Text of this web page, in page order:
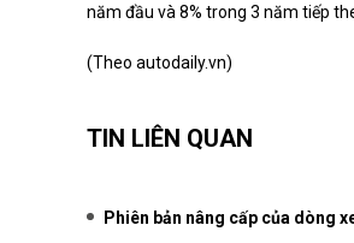
năm đầu và 8% trong 3 năm tiếp
(Theo autodaily.vn)
TIN LIÊN QUAN
Phiên bản nâng cấp của dòng